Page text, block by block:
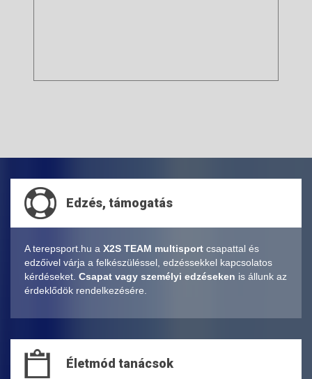
Edzés, támogatás
A terepsport.hu a X2S TEAM multisport csapattal és
edzőivel várja a felkészüléssel, edzéssekkel kapcsolatos
kérdéseket. Csapat vagy személyi edzéseken is állunk az
érdeklődök rendelkezésére.
Életmód tanácsok